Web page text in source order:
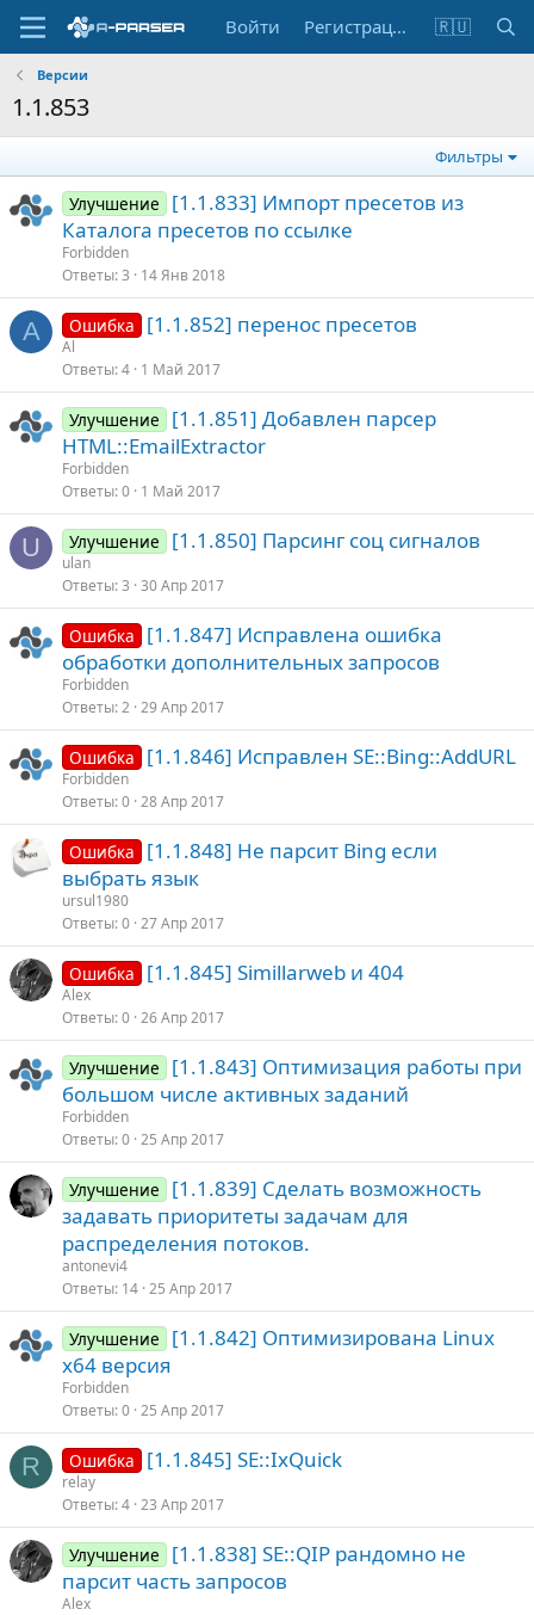
Войти Регистрация 🇷🇺
Версии
1.1.853
Фильтры
Улучшение
[1.1.833] Импорт пресетов из
Каталога пресетов по ссылке
Forbidden
Ответы 3 14 Янв 2018
A Ошибка [1.1.852] перенос пресетов
Al
Ответы 4 1 Май 2017
Улучшение
[1.1.851] Добавлен парсер
HTML::EmailExtractor
Forbidden
Ответы 0 1 Май 2017
U Улучшение [1.1.850] Парсинг соц сигналов
ulan
Ответы 3 30 Апр 2017
Ошибка
[1.1.847] Исправлена ошибка
обработки дополнительных запросов
Forbidden
Ответы 2 29 Апр 2017
Ошибка [1.1.846] Исправлен SE::Bing::AddURL
Forbidden
Ответы 0 28 Апр 2017
Ошибка
[1.1.848] Не парсит Bing если
выбрать язык
ursul1980
Ответы 0 27 Апр 2017
Ошибка [1.1.845] Simillarweb и 404
Alex
Ответы 0 26 Апр 2017
Улучшение
[1.1.843] Оптимизация работы при
большом числе активных заданий
Forbidden
Ответы 0 25 Апр 2017
Улучшение
[1.1.839] Сделать возможность
задавать приоритеты задачам для
распределения потоков.
antonevi4
Ответы 14 25 Апр 2017
Улучшение
[1.1.842] Оптимизирована Linux
x64 версия
Forbidden
Ответы 0 25 Апр 2017
R Ошибка [1.1.845] SE::IxQuick
relay
Ответы 4 23 Апр 2017
Улучшение
[1.1.838] SE::QIP рандомно не
парсит часть запросов
Alex